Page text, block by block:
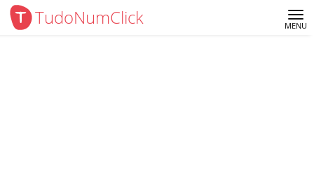
TudoNumClick MENU